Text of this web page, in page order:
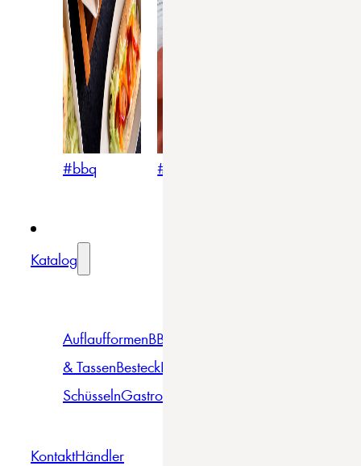
#bbq #blumig
Katalog
AuflaufformenBBQ
& TassenBesteckBowls &
SchüsselnGastro
KontaktHändler